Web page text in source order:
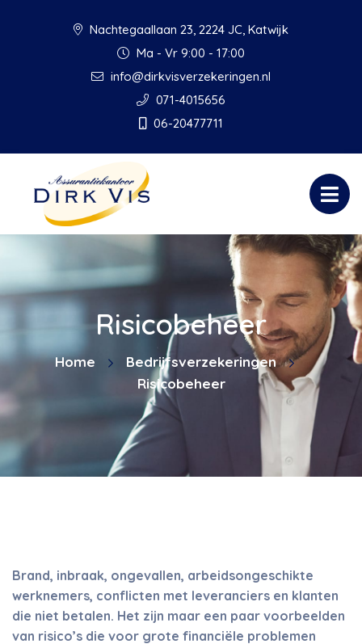
Nachtegaallaan 23, 2224 JC, Katwijk
Ma - Vr 9:00 - 17:00
info@dirkvisverzekeringen.nl
071-4015656
06-20477711
Risicobeheer
Home
Bedrijfsverzekeringen
Risicobeheer
Brand, inbraak, ongevallen, arbeidsongeschikte
werknemers, conflicten met leveranciers en klanten
die niet betalen. Het zijn maar een paar voorbeelden
van risico’s die voor grote financiële problemen